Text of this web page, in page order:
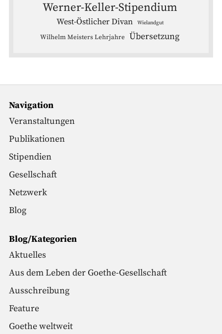
Werner-Keller-Stipendium
West-Östlicher Divan Wielandgut
Wilhelm Meisters Lehrjahre Übersetzung
Navigation
Veranstaltungen
Publikationen
Stipendien
Gesellschaft
Netzwerk
Blog
Blog/Kategorien
Aktuelles
Aus dem Leben der Goethe-Gesellschaft
Ausschreibung
Feature
Goethe weltweit